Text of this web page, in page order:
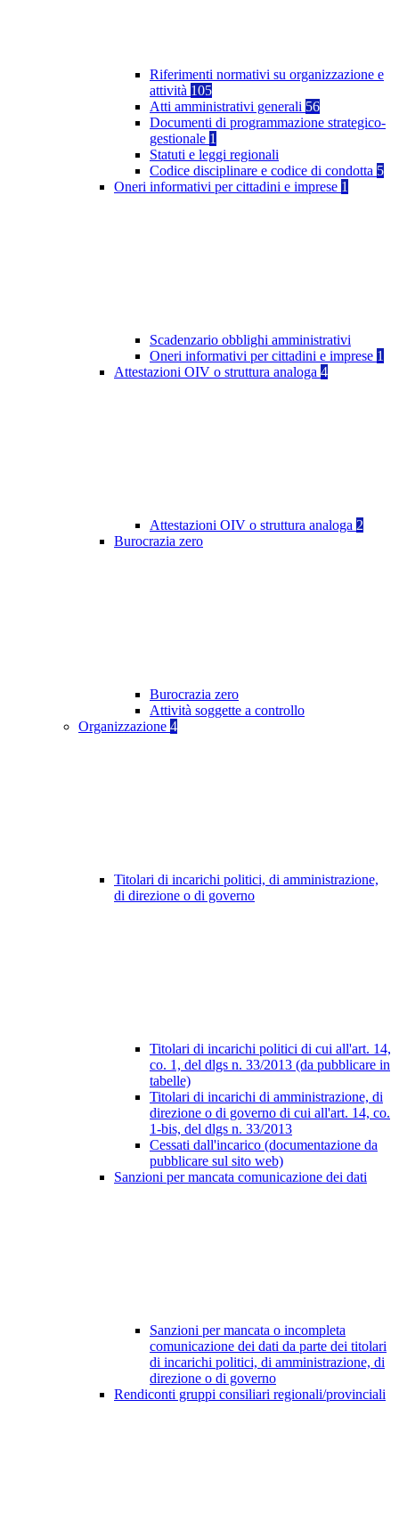
Riferimenti normativi su organizzazione e
attività 105
Atti amministrativi generali 56
Documenti di programmazione strategico-
gestionale 1
Statuti e leggi regionali
Codice disciplinare e codice di condotta 5
Oneri informativi per cittadini e imprese 1
Scadenzario obblighi amministrativi
Oneri informativi per cittadini e imprese 1
Attestazioni OIV o struttura analoga 4
Attestazioni OIV o struttura analoga 2
Burocrazia zero
Burocrazia zero
Attività soggette a controllo
Organizzazione 4
Titolari di incarichi politici, di amministrazione,
di direzione o di governo
Titolari di incarichi politici di cui all'art. 14,
co. 1, del dlgs n. 33/2013 (da pubblicare in
tabelle)
Titolari di incarichi di amministrazione, di
direzione o di governo di cui all'art. 14, co.
1-bis, del dlgs n. 33/2013
Cessati dall'incarico (documentazione da
pubblicare sul sito web)
Sanzioni per mancata comunicazione dei dati
Sanzioni per mancata o incompleta
comunicazione dei dati da parte dei titolari
di incarichi politici, di amministrazione, di
direzione o di governo
Rendiconti gruppi consiliari regionali/provinciali